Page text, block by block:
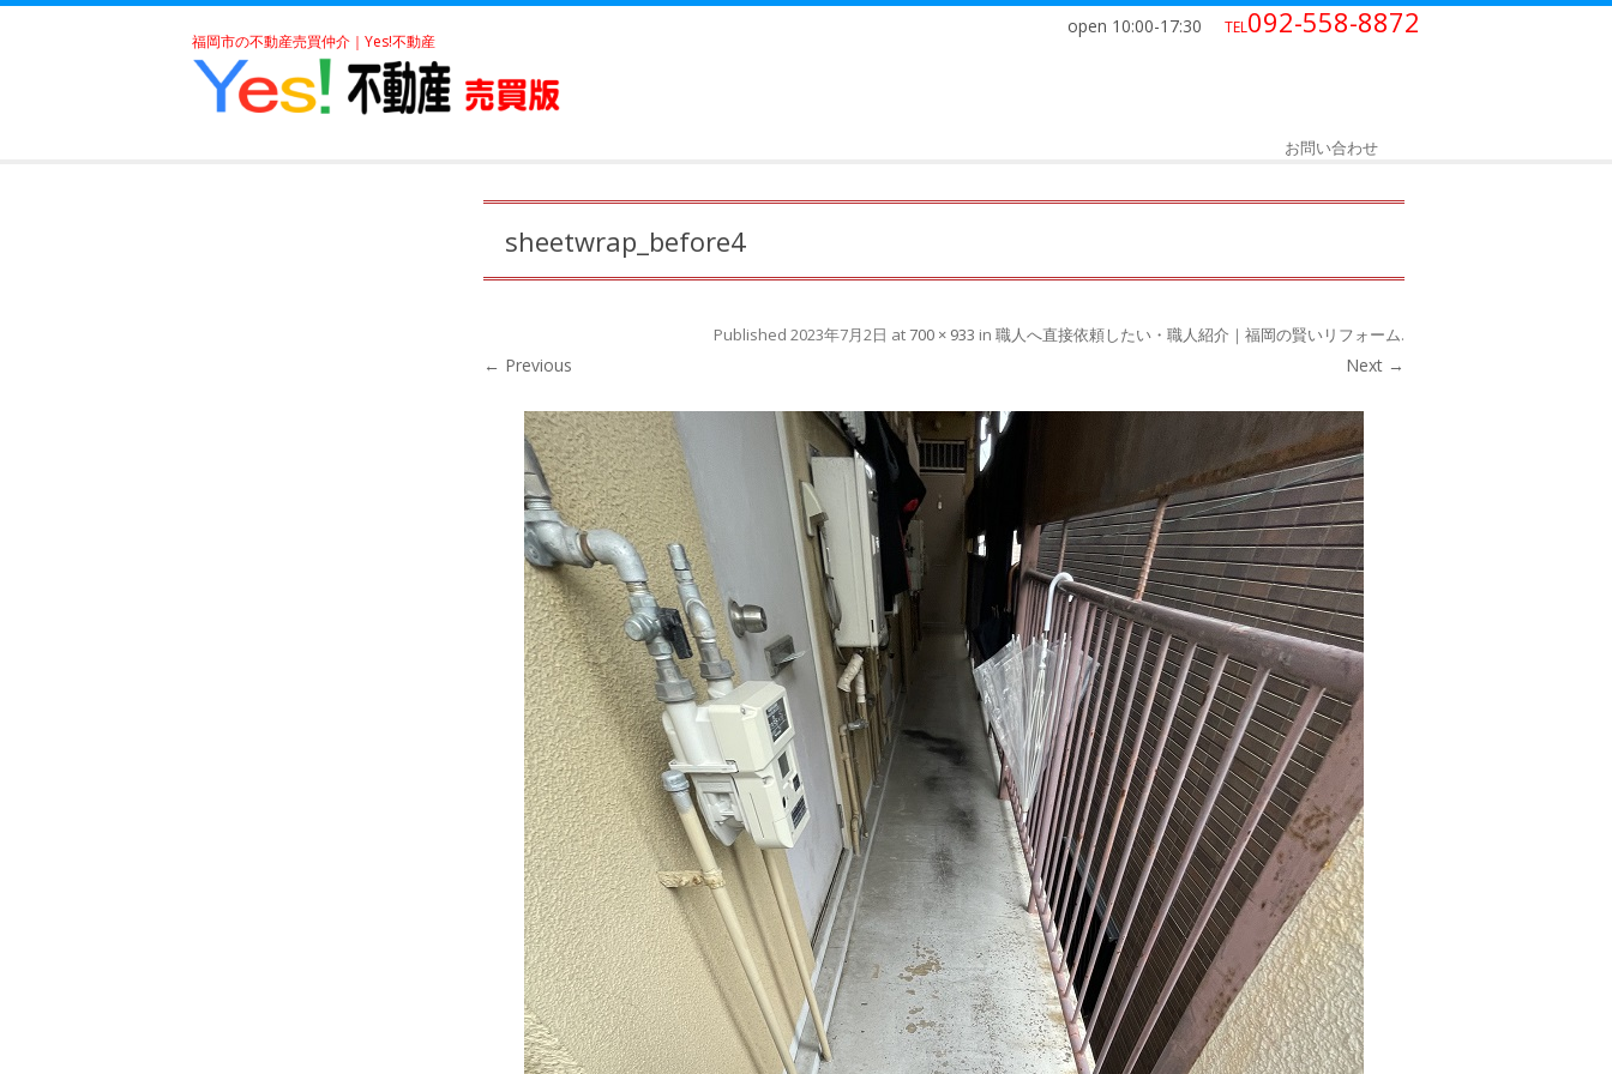
福岡市の不動産売買仲介｜Yes!不動産
open 10:00-17:30 TEL092-558-8872
お問い合わせ
sheetwrap_before4
Published 2023年7月2日 at700 × 933 in 職人へ直接依頼したい・職人紹介｜福岡の賢いリフォーム.
← Previous Next →